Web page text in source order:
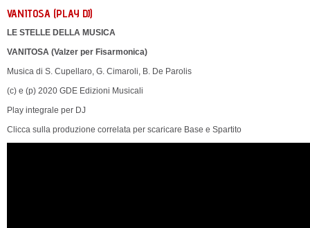
VANITOSA (PLAY DJ)
LE STELLE DELLA MUSICA
VANITOSA (Valzer per Fisarmonica)
Musica di S. Cupellaro, G. Cimaroli, B. De Parolis
(c) e (p) 2020 GDE Edizioni Musicali
Play integrale per DJ
Clicca sulla produzione correlata per scaricare Base e Spartito